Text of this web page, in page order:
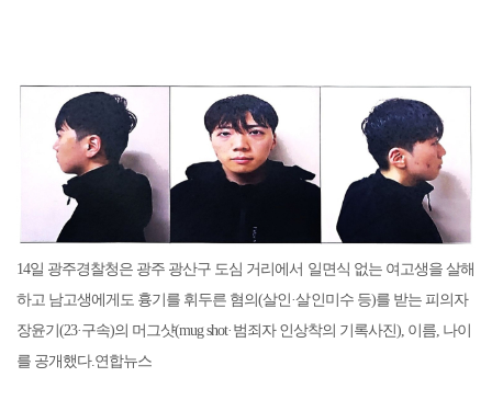
14일 광주경찰청은 광주 광산구 도심 거리에서 일면식 없는 여고생을 살해
하고 남고생에게도 흉기를 휘두른 혐의(살인·살인미수 등)를 받는 피의자
장윤기(23·구속)의 머그샷(mug shot·범죄자 인상착의 기록사진), 이름, 나이
를 공개했다.연합뉴스